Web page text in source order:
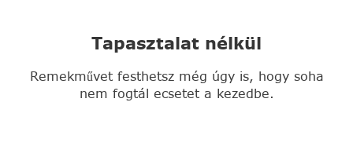
Tapasztalat nélkül
Remekművet festhetsz még úgy is, hogy soha
nem fogtál ecsetet a kezedbe.